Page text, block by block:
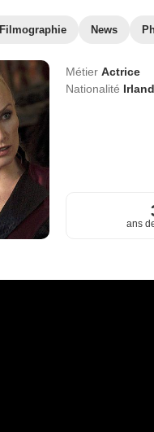
Filmographie News
Métier Actrice
Nationalité
ans